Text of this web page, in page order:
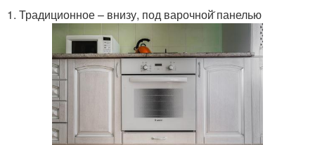
1. Традиционное – внизу, под варочной̆ панелью